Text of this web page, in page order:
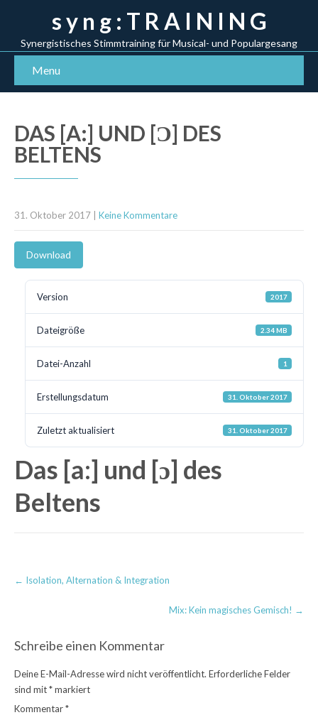
s y n g : T R A I N I N G
Synergistisches Stimmtraining für Musical- und Populargesang
Menu
DAS [A:] UND [Ɔ] DES
BELTENS
31. Oktober 2017 Keine Kommentare
Download
Version 2017
Dateigröße 2.34 MB
Datei-Anzahl 1
Erstellungsdatum 31. Oktober 2017
Zuletzt aktualisiert 31. Oktober 2017
Das [a:] und [ɔ] des
Beltens
Post
navigation
← Isolation, Alternation & Integration
Mix: Kein magisches Gemisch! →
Schreibe einen Kommentar
Deine E-Mail-Adresse wird nicht veröffentlicht. Erforderliche Felder
sind mit*markiert
Kommentar*